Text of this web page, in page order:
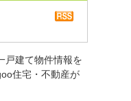
戸建て物件情報を
住宅・不動産が